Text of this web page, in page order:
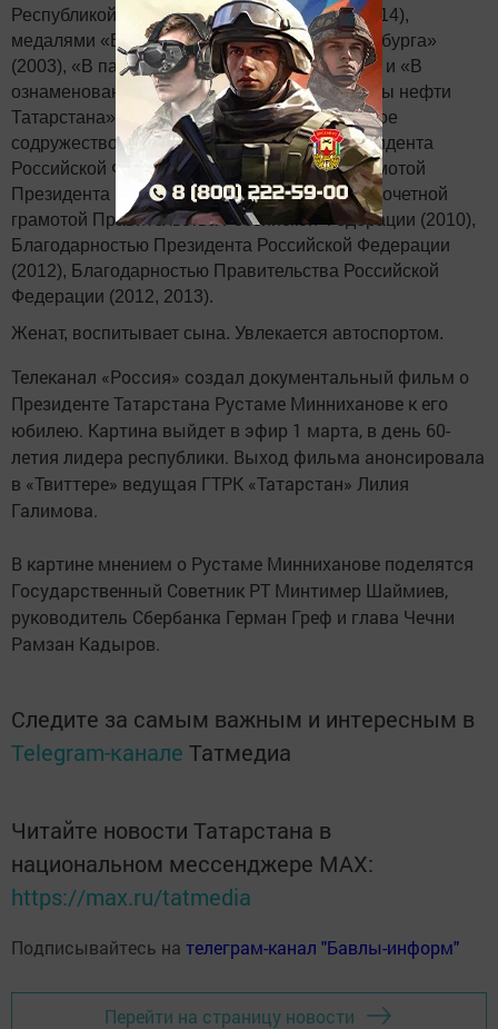
Республикой Татарстан» (2007) и Почета (2014),
медалями «В память 300-летия Санкт-Петербурга»
(2003), «В память 1000-летия Казани» (2005) и «В
ознаменование добычи 3 миллиардной тонны нефти
Татарстана» (2007), медалью ФСБ «За боевое
содружество» (2013), Благодарностью Президента
Российской Федерации (2008), почетной грамотой
Президента Российской Федерации (2009), почетной
грамотой Правительства Российской Федерации (2010),
Благодарностью Президента Российской Федерации
(2012), Благодарностью Правительства Российской
Федерации (2012, 2013).
Женат, воспитывает сына. Увлекается автоспортом.
Телеканал «Россия» создал документальный фильм о
Президенте Татарстана Рустаме Минниханове к его
юбилею. Картина выйдет в эфир 1 марта, в день 60-
летия лидера республики. Выход фильма анонсировала
в «Твиттере» ведущая ГТРК «Татарстан» Лилия
Галимова.
В картине мнением о Рустаме Минниханове поделятся
Государственный Советник РТ Минтимер Шаймиев,
руководитель Сбербанка Герман Греф и глава Чечни
Рамзан Кадыров.
Следите за самым важным и интересным в
Telegram-канале Татмедиа
Читайте новости Татарстана в
национальном мессенджере MАХ:
https://max.ru/tatmedia
Подписывайтесь на телеграм-канал "Бавлы-информ"
Перейти на страницу новости